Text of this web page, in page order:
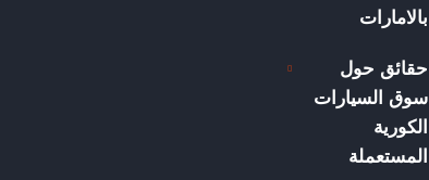
بالامارات
حقائق حول
سوق السيارات
الكورية
المستعملة